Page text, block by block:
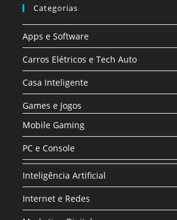
Categorias
Apps e Software
Carros Elétricos e Tech Auto
Casa Inteligente
Games e Jogos
Mobile Gaming
PC e Console
Inteligência Artificial
Internet e Redes